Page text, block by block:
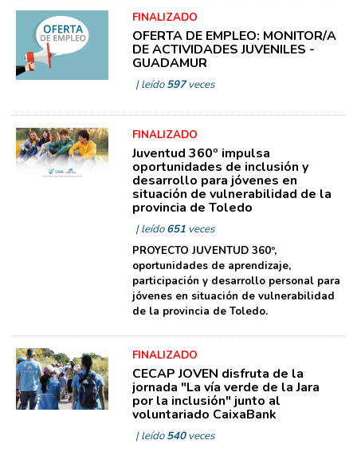
FINALIZADO
OFERTA DE EMPLEO: MONITOR/A
DE ACTIVIDADES JUVENILES -
GUADAMUR
| leído597veces
FINALIZADO
Juventud 360º impulsa
oportunidades de inclusión y
desarrollo para jóvenes en
situación de vulnerabilidad de la
provincia de Toledo
| leído651veces
PROYECTO JUVENTUD 360º,
oportunidades de aprendizaje,
participación y desarrollo personal para
jóvenes en situación de vulnerabilidad
de la provincia de Toledo.
FINALIZADO
CECAP JOVEN disfruta de la
jornada "La vía verde de la Jara
por la inclusión" junto al
voluntariado CaixaBank
| leído540veces